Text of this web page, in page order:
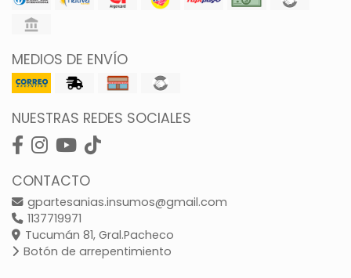
MEDIOS DE ENVÍO
NUESTRAS REDES SOCIALES
CONTACTO
gpartesanias.insumos@gmail.com
1137719971
Tucumán 81, Gral.Pacheco
Botón de arrepentimiento